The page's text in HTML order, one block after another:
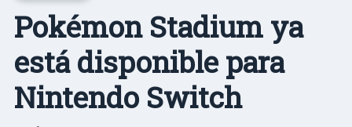
Pokémon Stadium ya
está disponible para
Nintendo Switch